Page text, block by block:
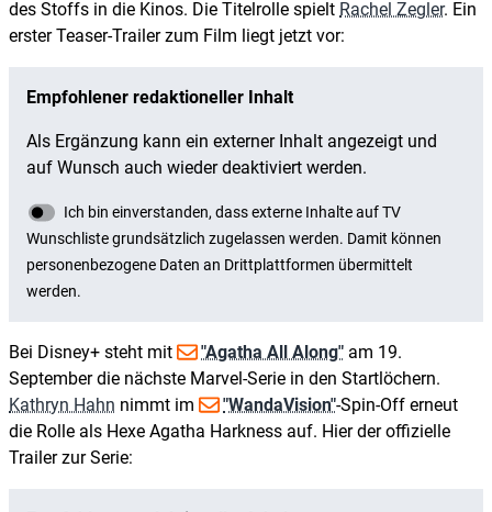
des Stoffs in die Kinos. Die Titelrolle spielt Rachel Zegler. Ein
erster Teaser-Trailer zum Film liegt jetzt vor:
Bei Disney+ steht mit "Agatha All Along" am 19.
September die nächste Marvel-Serie in den Startlöchern.
Kathryn Hahn nimmt im "WandaVision"-Spin-Off erneut
die Rolle als Hexe Agatha Harkness auf. Hier der offizielle
Trailer zur Serie: